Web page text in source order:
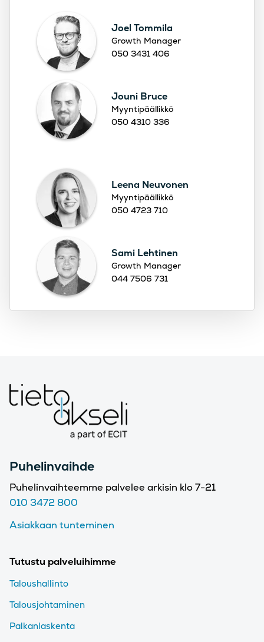
Joel Tommila
Growth Manager
050 3431 406
Jouni Bruce
Myyntipäällikkö
050 4310 336
Leena Neuvonen
Myyntipäällikkö
050 4723 710
Sami Lehtinen
Growth Manager
044 7506 731
Puhelinvaihde
Puhelinvaihteemme palvelee arkisin klo 7-21
010 3472 800
Asiakkaan tunteminen
Tutustu palveluihimme
Taloushallinto
Talousjohtaminen
Palkanlaskenta